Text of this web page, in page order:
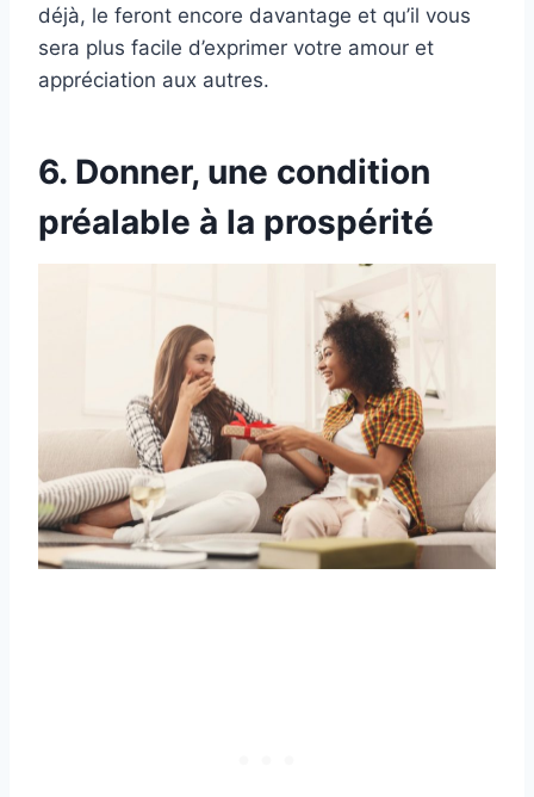
déjà, le feront encore davantage et qu’il vous
sera plus facile d’exprimer votre amour et
appréciation aux autres.
6. Donner, une condition
préalable à la prospérité